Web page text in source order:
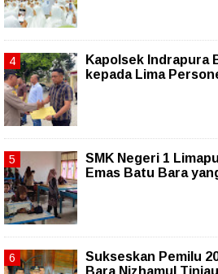
Kapolsek Indrapura
kepada Lima
SMK Negeri 1
Emas Batu Bara
Sukseskan Pemilu
Bara Nizhamul